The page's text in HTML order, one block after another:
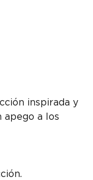
inspirada y
apego a los